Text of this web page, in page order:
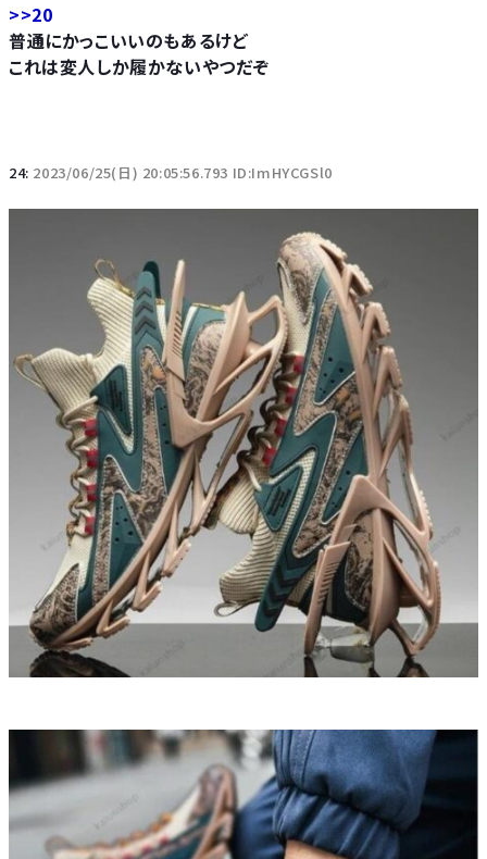
>>20
普通にかっこいいのもあるけど
これは変人しか履かないやつだぞ
24: 2023/06/25(日) 20:05:56.793 ID:ImHYCGSl0